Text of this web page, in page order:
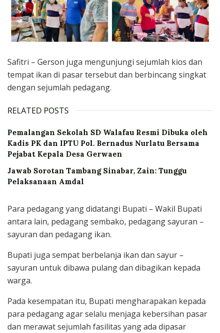
Safitri – Gerson juga mengunjungi sejumlah kios dan
tempat ikan di pasar tersebut dan berbincang singkat
dengan sejumlah pedagang.
RELATED POSTS
Pemalangan Sekolah SD Walafau Resmi Dibuka oleh
Kadis PK dan IPTU Pol. Bernadus Nurlatu Bersama
Pejabat Kepala Desa Gerwaen
Jawab Sorotan Tambang Sinabar, Zain: Tunggu
Pelaksanaan Amdal
Para pedagang yang didatangi Bupati – Wakil Bupati
antara lain, pedagang sembako, pedagang sayuran –
sayuran dan pedagang ikan.
Bupati juga sempat berbelanja ikan dan sayur –
sayuran untuk dibawa pulang dan dibagikan kepada
warga.
Pada kesempatan itu, Bupati mengharapakan kepada
para pedagang agar selalu menjaga kebersihan pasar
dan merawat sejumlah fasilitas yang ada dipasar